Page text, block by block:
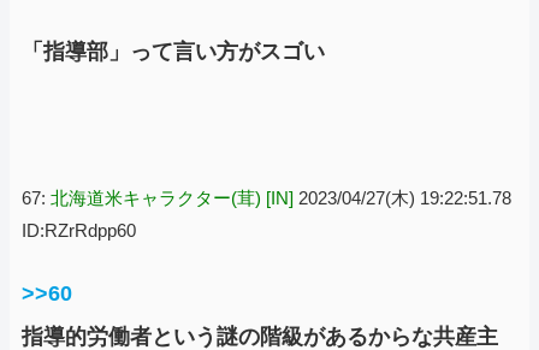
「指導部」って言い方がスゴい
67: 北海道米キャラクター(茸) [IN] 2023/04/27(木) 19:22:51.78
ID:RZrRdpp60
>>60
指導的労働者という謎の階級があるからな共産主